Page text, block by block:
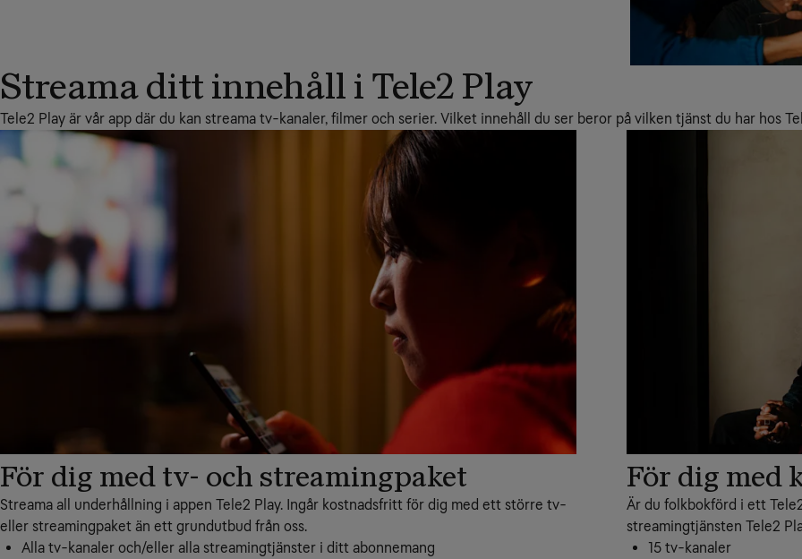
Streama ditt innehåll i Tele2 Play
Tele2 Play är vår app där du kan streama tv-kanaler, filmer och serier. Vilket innehåll du ser beror på vilken tjänst du har hos
För dig med tv- och streamingpaket
Streama all underhållning i appen Tele2 Play. Ingår kostnadsfritt för dig med ett större tv-
eller streamingpaket än ett grundutbud från oss.
Alla tv-kanaler och/eller alla streamingtjänster i ditt abonnemang
För dig med
Är du folkbokförd i ett
streamingtjänsten Tele2
15 tv-kanaler